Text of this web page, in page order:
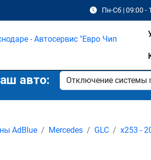
Пн-Сб | 09:00 -
авто:
AdBlue Mercedes GLC x253 -